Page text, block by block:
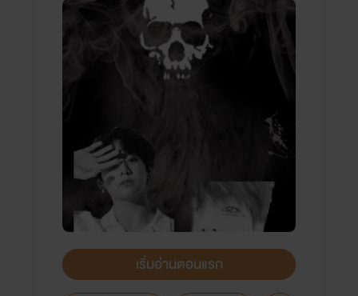
เริ่มอ่านตอนแรก